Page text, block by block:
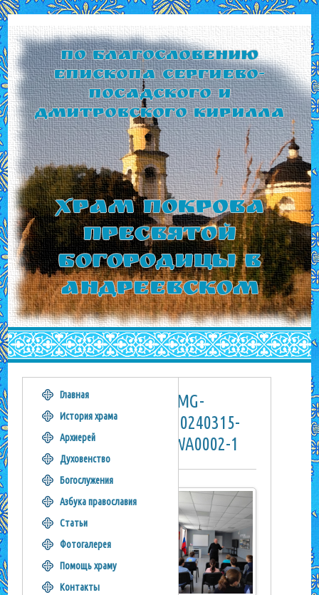
По благословению
Епископа Сергиево-
Посадского и
Дмитровского Кирилла
Храм Покрова
Пресвятой
Богородицы в
Андреевском
IMG-
20240315-
WA0002-1
Главная
История храма
Архиерей
Духовенство
Богослужения
Азбука православия
Статьи
Фотогалерея
Помощь храму
Контакты